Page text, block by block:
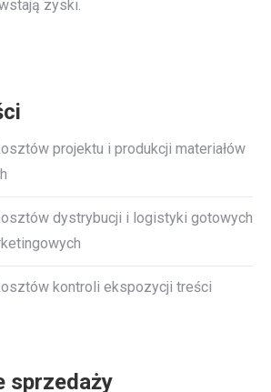
zyski.
projektu i produkcji materiałów
dystrybucji i logistyki gotowych
kontroli ekspozycji treści
sprzedaży